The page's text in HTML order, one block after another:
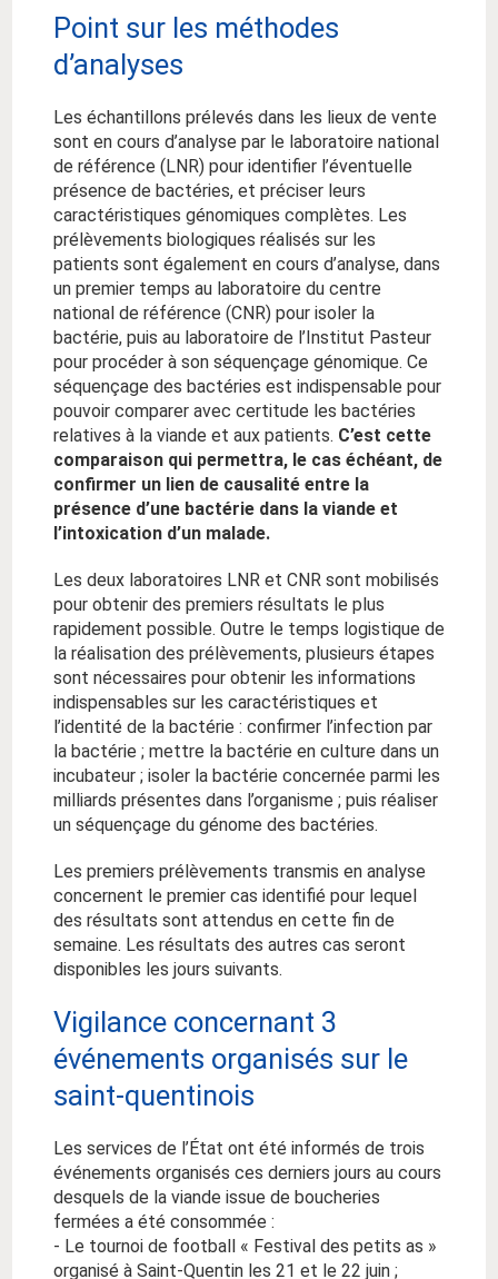
Point sur les méthodes
d’analyses
Les échantillons prélevés dans les lieux de vente
sont en cours d’analyse par le laboratoire national
de référence (LNR) pour identifier l’éventuelle
présence de bactéries, et préciser leurs
caractéristiques génomiques complètes. Les
prélèvements biologiques réalisés sur les
patients sont également en cours d’analyse, dans
un premier temps au laboratoire du centre
national de référence (CNR) pour isoler la
bactérie, puis au laboratoire de l’Institut Pasteur
pour procéder à son séquençage génomique. Ce
séquençage des bactéries est indispensable pour
pouvoir comparer avec certitude les bactéries
relatives à la viande et aux patients. C’est cette
comparaison qui permettra, le cas échéant, de
confirmer un lien de causalité entre la
présence d’une bactérie dans la viande et
l’intoxication d’un malade.
Les deux laboratoires LNR et CNR sont mobilisés
pour obtenir des premiers résultats le plus
rapidement possible. Outre le temps logistique de
la réalisation des prélèvements, plusieurs étapes
sont nécessaires pour obtenir les informations
indispensables sur les caractéristiques et
l’identité de la bactérie : confirmer l’infection par
la bactérie ; mettre la bactérie en culture dans un
incubateur ; isoler la bactérie concernée parmi les
milliards présentes dans l’organisme ; puis réaliser
un séquençage du génome des bactéries.
Les premiers prélèvements transmis en analyse
concernent le premier cas identifié pour lequel
des résultats sont attendus en cette fin de
semaine. Les résultats des autres cas seront
disponibles les jours suivants.
Vigilance concernant 3
événements organisés sur le
saint-quentinois
Les services de l’État ont été informés de trois
événements organisés ces derniers jours au cours
desquels de la viande issue de boucheries
fermées a été consommée :
- Le tournoi de football « Festival des petits as »
organisé à Saint-Quentin les 21 et le 22 juin ;